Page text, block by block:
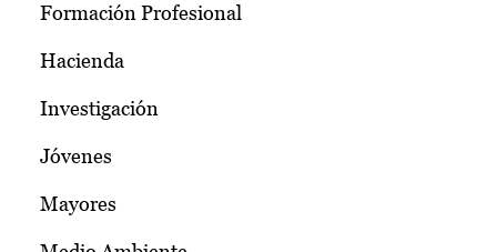
Formación Profesional
Hacienda
Investigación
Jóvenes
Mayores